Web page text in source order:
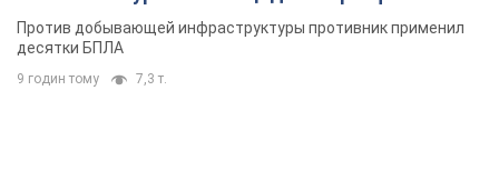
Против добывающей инфраструктуры противник применил
десятки БПЛА
9 годин тому 7,3 т.